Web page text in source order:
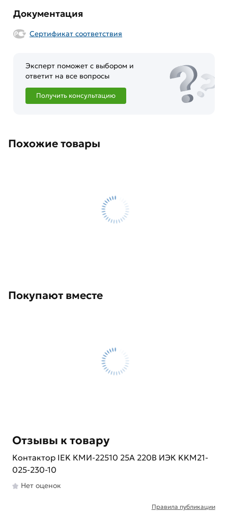
Документация
Сертификат соответствия
Эксперт поможет с выбором и
ответит на все вопросы
Получить консультацию
Похожие товары
Покупают вместе
Отзывы к товару
Контактор IEK КМИ-22510 25А 220В ИЭК KKM21-
025-230-10
Нет оценок
Правила публикации